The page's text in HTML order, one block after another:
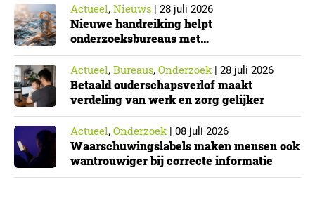
Actueel, Nieuws | 28 juli 2026
Nieuwe handreiking helpt
onderzoeksbureaus met
Cyberbeveiligingswet
Actueel, Bureaus, Onderzoek| 28 juli 2026
Betaald ouderschapsverlof maakt
verdeling van werk en zorg gelijker
Actueel, Onderzoek| 08 juli 2026
Waarschuwingslabels maken mensen ook
wantrouwiger bij correcte informatie